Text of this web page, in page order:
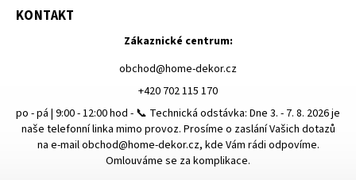
KONTAKT
Zákaznické centrum:
obchod@home-dekor.cz
+420 702 115 170
po - pá | 9:00 - 12:00 hod - 📞 Technická odstávka: Dne 3. - 7. 8. 2026 je
naše telefonní linka mimo provoz. Prosíme o zaslání Vašich dotazů
na e-mail obchod@home-dekor.cz, kde Vám rádi odpovíme.
Omlouváme se za komplikace.